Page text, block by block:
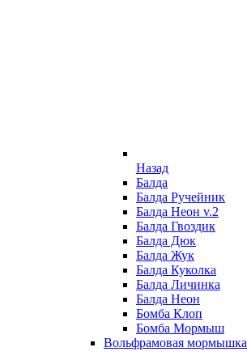
Назад
Балда
Балда Ручейник
Балда Неон v.2
Балда Гвоздик
Балда Дюк
Балда Жук
Балда Куколка
Балда Личинка
Балда Неон
Бомба Клоп
Бомба Мормыш
Вольфрамовая мормышка